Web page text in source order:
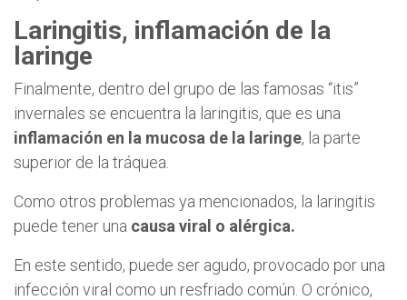
Laringitis, inflamación de la
laringe
Finalmente, dentro del grupo de las famosas “itis”
invernales se encuentra la laringitis, que es una
inflamación en la mucosa de la laringe, la parte
superior de la tráquea.
Como otros problemas ya mencionados, la laringitis
puede tener una causa viral o alérgica.
En este sentido, puede ser agudo, provocado por una
infección viral como un resfriado común. O crónico,